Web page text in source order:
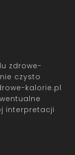
zdrowe-
czysto
kalorie.pl
interpretacji